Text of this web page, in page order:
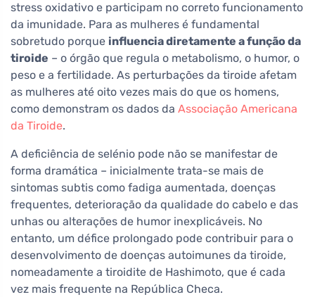
stress oxidativo e participam no correto funcionamento
da imunidade. Para as mulheres é fundamental
sobretudo porque influencia diretamente a função da
tiroide – o órgão que regula o metabolismo, o humor, o
peso e a fertilidade. As perturbações da tiroide afetam
as mulheres até oito vezes mais do que os homens,
como demonstram os dados da Associação Americana
da Tiroide.
A deficiência de selénio pode não se manifestar de
forma dramática – inicialmente trata-se mais de
sintomas subtis como fadiga aumentada, doenças
frequentes, deterioração da qualidade do cabelo e das
unhas ou alterações de humor inexplicáveis. No
entanto, um défice prolongado pode contribuir para o
desenvolvimento de doenças autoimunes da tiroide,
nomeadamente a tiroidite de Hashimoto, que é cada
vez mais frequente na República Checa.